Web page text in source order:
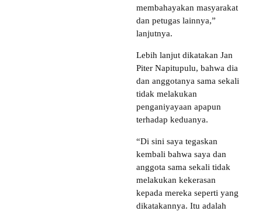
membahayakan masyarakat
dan petugas lainnya,”
lanjutnya.
Lebih lanjut dikatakan Jan
Piter Napitupulu, bahwa dia
dan anggotanya sama sekali
tidak melakukan
penganiyayaan apapun
terhadap keduanya.
“Di sini saya tegaskan
kembali bahwa saya dan
anggota sama sekali tidak
melakukan kekerasan
kepada mereka seperti yang
dikatakannya. Itu adalah